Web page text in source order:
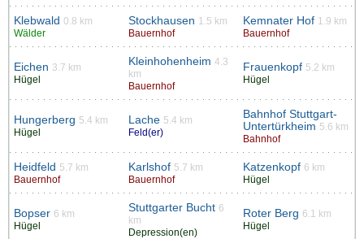
Klebwald 0.8 km
Wälder
Stockhausen 1.5 km
Bauernhof
Kemnater Hof 1.9 km
Bauernhof
Eichen 3.7 km
Hügel
Kleinhohenheim 4.3
km
Bauernhof
Frauenkopf 5.2 km
Hügel
Hungerberg 5.4 km
Hügel
Lache 5.4 km
Feld(er)
Bahnhof Stuttgart-
Untertürkheim 5.6 km
Bahnhof
Heidfeld 5.7 km
Bauernhof
Karlshof 5.7 km
Bauernhof
Katzenkopf 6 km
Hügel
Bopser 6 km
Hügel
Stuttgarter Bucht 6
km
Depression(en)
Roter Berg 6.1 km
Hügel